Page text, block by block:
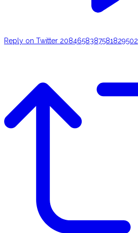
Reply on Twitter 2084658387581829502